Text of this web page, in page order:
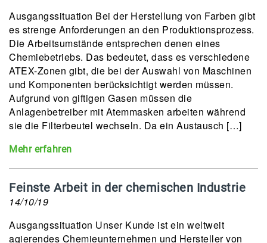
Ausgangssituation Bei der Herstellung von Farben gibt
es strenge Anforderungen an den Produktionsprozess.
Die Arbeitsumstände entsprechen denen eines
Chemiebetriebs. Das bedeutet, dass es verschiedene
ATEX-Zonen gibt, die bei der Auswahl von Maschinen
und Komponenten berücksichtigt werden müssen.
Aufgrund von giftigen Gasen müssen die
Anlagenbetreiber mit Atemmasken arbeiten während
sie die Filterbeutel wechseln. Da ein Austausch […]
Mehr erfahren
Feinste Arbeit in der chemischen Industrie
14/10/19
Ausgangssituation Unser Kunde ist ein weltweit
agierendes Chemieunternehmen und Hersteller von